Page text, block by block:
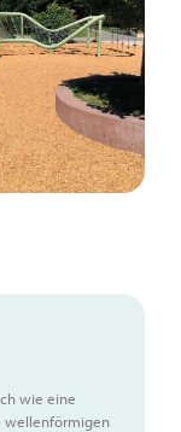
wie eine
wellenförmigen